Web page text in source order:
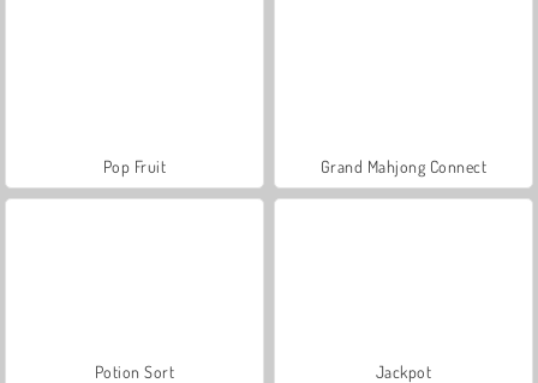
Pop Fruit Grand Mahjong Connect
Potion Sort Jackpot